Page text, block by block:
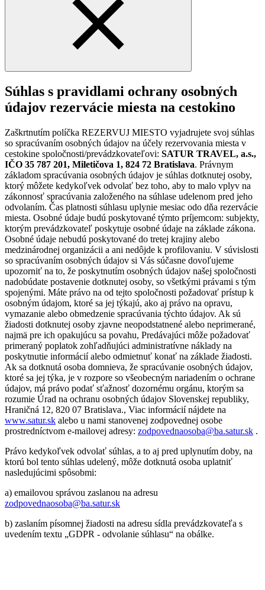
Súhlas s pravidlami ochrany osobných
údajov rezervácie miesta na cestokino
Zaškrtnutím políčka REZERVUJ MIESTO vyjadrujete svoj súhlas
so spracúvaním osobných údajov na účely rezervovania miesta v
cestokine spoločnosti/prevádzkovateľovi: SATUR TRAVEL, a.s.,
IČO 35 787 201, Miletičova 1, 824 72 Bratislava. Právnym
základom spracúvania osobných údajov je súhlas dotknutej osoby,
ktorý môžete kedykoľvek odvolať bez toho, aby to malo vplyv na
zákonnosť spracúvania založeného na súhlase udelenom pred jeho
odvolaním. Čas platnosti súhlasu uplynie mesiac odo dňa rezervácie
miesta. Osobné údaje budú poskytované týmto príjemcom: subjekty,
ktorým prevádzkovateľ poskytuje osobné údaje na základe zákona.
Osobné údaje nebudú poskytované do tretej krajiny alebo
medzinárodnej organizácii a ani nedôjde k profilovaniu. V súvislosti
so spracúvaním osobných údajov si Vás súčasne dovoľujeme
upozorniť na to, že poskytnutím osobných údajov našej spoločnosti
nadobúdate postavenie dotknutej osoby, so všetkými právami s tým
spojenými. Máte právo na od tejto spoločnosti požadovať prístup k
osobným údajom, ktoré sa jej týkajú, ako aj právo na opravu,
vymazanie alebo obmedzenie spracúvania týchto údajov. Ak sú
žiadosti dotknutej osoby zjavne neopodstatnené alebo neprimerané,
najmä pre ich opakujúcu sa povahu, Predávajúci môže požadovať
primeraný poplatok zohľadňujúci administratívne náklady na
poskytnutie informácií alebo odmietnuť konať na základe žiadosti.
Ak sa dotknutá osoba domnieva, že spracúvanie osobných údajov,
ktoré sa jej týka, je v rozpore so všeobecným nariadením o ochrane
údajov, má právo podať sťažnosť dozornému orgánu, ktorým sa
rozumie Úrad na ochranu osobných údajov Slovenskej republiky,
Hraničná 12, 820 07 Bratislava., Viac informácií nájdete na
www.satur.sk alebo u nami stanovenej zodpovednej osobe
prostredníctvom e-mailovej adresy: zodpovednaosoba@ba.satur.sk .
Právo kedykoľvek odvolať súhlas, a to aj pred uplynutím doby, na
ktorú bol tento súhlas udelený, môže dotknutá osoba uplatniť
nasledujúcimi spôsobmi:
a) emailovou správou zaslanou na adresu
zodpovednaosoba@ba.satur.sk
b) zaslaním písomnej žiadosti na adresu sídla prevádzkovateľa s
uvedením textu „GDPR - odvolanie súhlasu“ na obálke.